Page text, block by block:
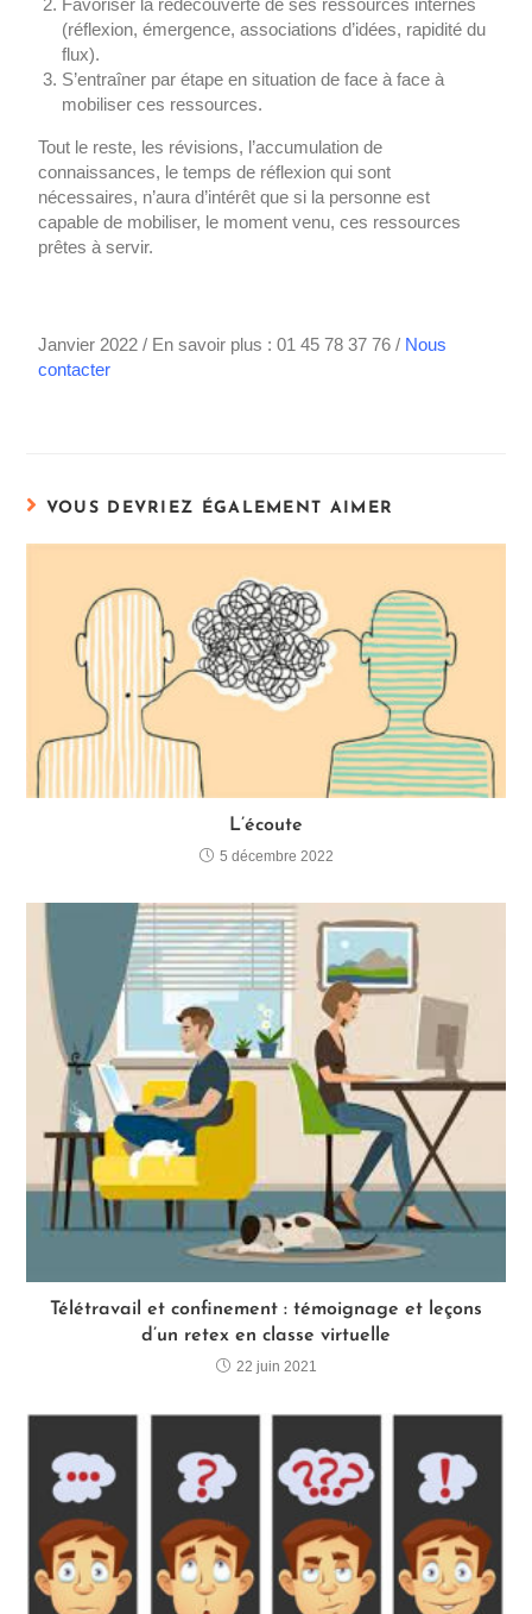
Favoriser la redécouverte de ses ressources internes
(réflexion, émergence, associations d’idées, rapidité du
flux).
S’entraîner par étape en situation de face à face à
mobiliser ces ressources.
Tout le reste, les révisions, l’accumulation de
connaissances, le temps de réflexion qui sont
nécessaires, n’aura d’intérêt que si la personne est
capable de mobiliser, le moment venu, ces ressources
prêtes à servir.
Janvier 2022 / En savoir plus : 01 45 78 37 76 / Nous
contacter
VOUS DEVRIEZ ÉGALEMENT AIMER
L’écoute
5 décembre 2022
Télétravail et confinement : témoignage et leçons
d’un retex en classe virtuelle
22 juin 2021